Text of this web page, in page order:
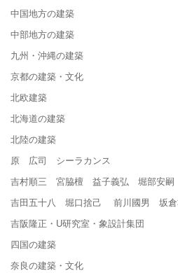
中国地方の建築
中部地方の建築
九州・沖縄の建築
京都の建築・文化
北欧建築
北海道の建築
北陸の建築
原 広司 シーラカンス
吉村順三 宮脇檀 益子義弘 堀部安嗣
吉田五十八 堀口捨己 前川國男 坂
吉阪隆正・U研究室・象設計集団
四国の建築
奈良の建築・文化